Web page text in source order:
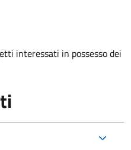
interessati in possesso dei